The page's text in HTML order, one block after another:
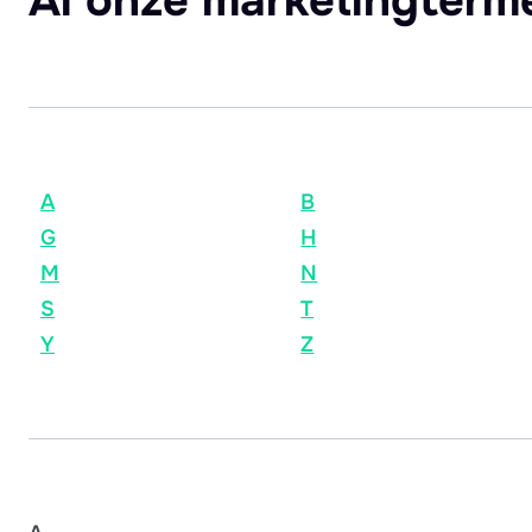
A B
G
H
M
N
S
T
Y
Z